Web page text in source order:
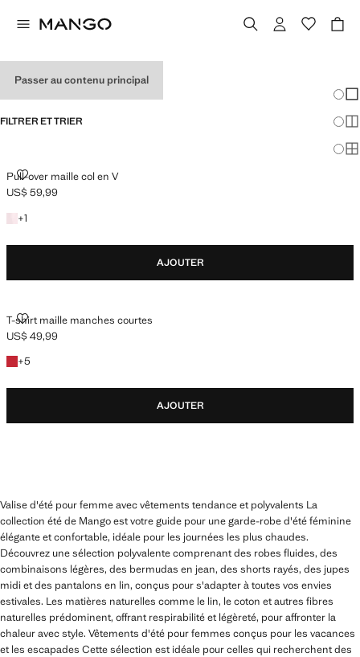
Passer au contenu principal
FILTRER ET TRIER
Pull-over maille col en V
PULL-OVER MAILLE COL EN V
Prix actuel [US$ 59,99 ]
US$ 59,99
+1
+1 couleur
AJOUTER
T-shirt maille manches courtes
T-SHIRT MAILLE MANCHES COURTES
Prix actuel [US$ 49,99 ]
US$ 49,99
+5
+5 couleurs
AJOUTER
Valise d'été pour femme avec vêtements tendance et polyvalents La
collection été de Mango est votre guide pour une garde-robe d'été féminine
élégante et confortable, idéale pour les journées les plus chaudes.
Découvrez une sélection polyvalente comprenant des robes fluides, des
combinaisons légères, des bermudas en jean, des shorts rayés, des jupes
midi et des pantalons en lin, conçus pour s'adapter à toutes vos envies
estivales. Les matières naturelles comme le lin, le coton et autres fibres
naturelles prédominent, offrant respirabilité et légèreté, pour affronter la
chaleur avec style. Vêtements d'été pour femmes conçus pour les vacances
et les escapades Cette sélection est idéale pour celles qui recherchent des